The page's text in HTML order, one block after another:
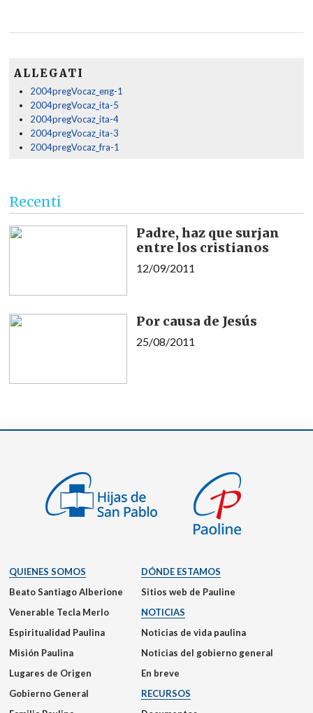
ALLEGATI
2004pregVocaz_eng-1
2004pregVocaz_ita-5
2004pregVocaz_ita-4
2004pregVocaz_ita-3
2004pregVocaz_fra-1
Recenti
Padre, haz que surjan
entre los cristianos
12/09/2011
Por causa de Jesús
25/08/2011
QUIENES SOMOS
Beato Santiago Alberione
Venerable Tecla Merlo
Espiritualidad Paulina
Misión Paulina
Lugares de Origen
Gobierno General
DÓNDE ESTAMOS
Sitios web de Pauline
NOTICIAS
Noticias de vida paulina
Noticias del gobierno general
En breve
RECURSOS